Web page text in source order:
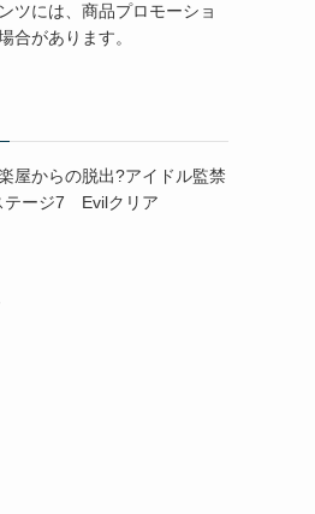
ツには、商品プロモーショ
合があります。
屋からの脱出?アイドル監禁
テージ7 Evilクリア